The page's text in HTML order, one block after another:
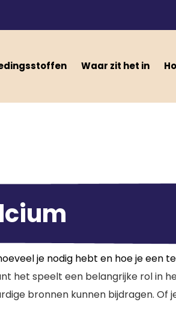
Waar zit het in
je nodig hebt en hoe je een
het speelt een belangrijke rol in
bronnen kunnen bijdragen. Of